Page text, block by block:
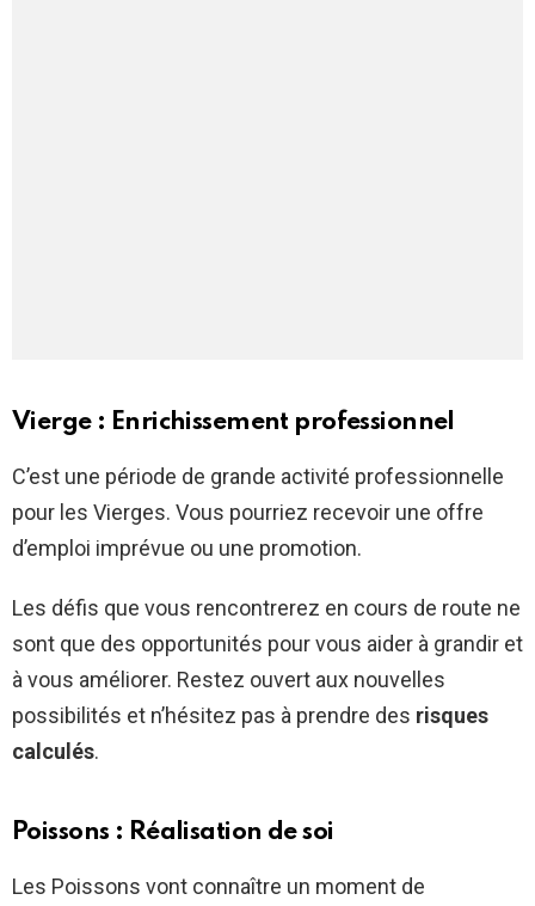
Vierge : Enrichissement professionnel
C’est une période de grande activité professionnelle
pour les Vierges. Vous pourriez recevoir une offre
d’emploi imprévue ou une promotion.
Les défis que vous rencontrerez en cours de route ne
sont que des opportunités pour vous aider à grandir et
à vous améliorer. Restez ouvert aux nouvelles
possibilités et n’hésitez pas à prendre des risques
calculés.
Poissons : Réalisation de soi
Les Poissons vont connaître un moment de